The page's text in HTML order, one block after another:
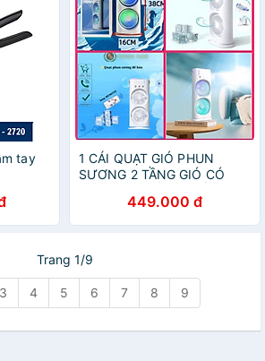
tay
1 CÁI QUẠT GIÓ PHUN
SƯƠNG 2 TẦNG GIÓ CÓ
XA SIÊU MÁT LẠNH CHO
MỌI GIA ĐÌNH
449.000 đ
Trang 1/9
3 4 5 6 7 8 9